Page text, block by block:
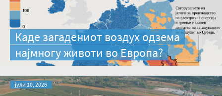
Каде загадениот воздух одзема
најмногу животи во Европа?
јули 10, 2026